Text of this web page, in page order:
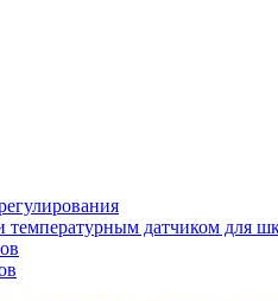
температурным датчиком для